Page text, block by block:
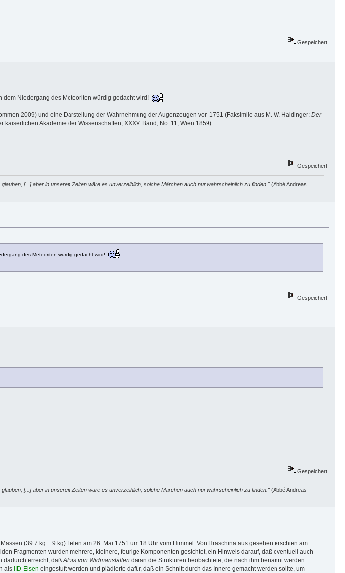
Gespeichert
dem Niedergang des Meteoriten würdig gedacht wird!
2009) und eine Darstellung der Wahrnehmung der Augenzeugen von 1751 (Faksimile aus M. W. Haidinger: Der
kaiserlichen Akademie der Wissenschaften, XXXV. Band, No. 11, Wien 1859).
Gespeichert
[...] aber in unseren Zeiten wäre es unverzeihlich, solche Märchen auch nur wahrscheinlich zu finden."(Abbé Andreas
des Meteoriten würdig gedacht wird!
Gespeichert
Gespeichert
[...] aber in unseren Zeiten wäre es unverzeihlich, solche Märchen auch nur wahrscheinlich zu finden."(Abbé Andreas
(39.7 kg + 9 kg) fielen am 26. Mai 1751 um 18 Uhr vom Himmel. Von Hraschina aus gesehen erschien am
Fragmenten wurden mehrere, kleinere, feurige Komponenten gesichtet, ein Hinweis darauf, daß eventuell auch
dadurch erreicht, daßAlois von Widmanstätten daran die Strukturen beobachtete, die nach ihm benannt werden
als IID-Eisen eingestuft werden und plädierte dafür, daß ein Schnitt durch das Innere gemacht werden sollte, um